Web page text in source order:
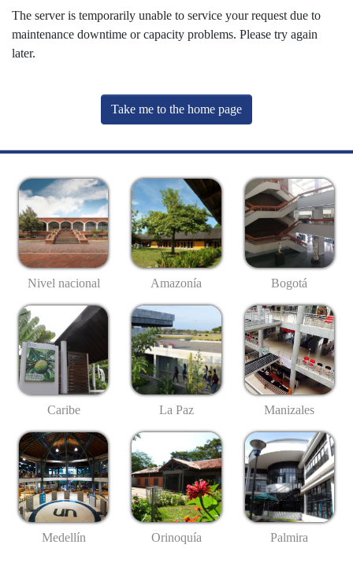
The server is temporarily unable to service your request due to
maintenance downtime or capacity problems. Please try again
later.
Take me to the home page
Nivel nacional Amazonía Bogotá
Caribe La Paz Manizales
Medellín Orinoquía Palmira